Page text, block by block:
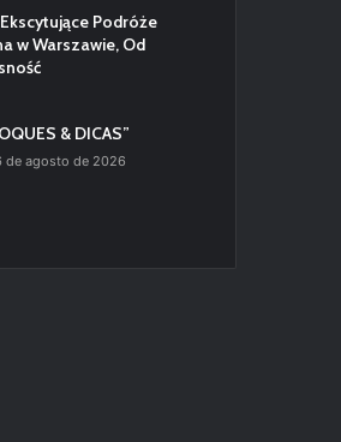
Podróże
w Warszawie, Od
& DICAS”
de agosto de 2026